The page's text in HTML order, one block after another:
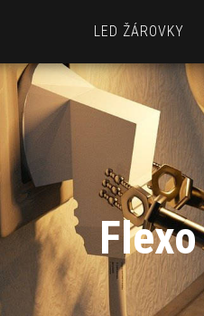
LED ŽÁROVKY